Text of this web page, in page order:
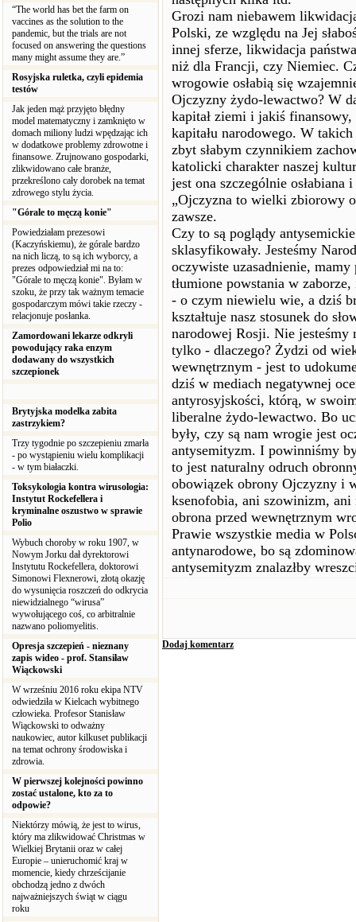
“The world has bet the farm on
vaccines as the solution to the
pandemic, but the trials are not
focused on answering the questions
many might assume they are.”
Rosyjska ruletka, czyli epidemia
testów
Jak jeden mąż przyjęto błędny
model matematyczny i zamknięto w
domach miliony ludzi wpędzając ich
w dodatkowe problemy zdrowotne i
finansowe. Zrujnowano gospodarki,
zlikwidowano całe branże,
przekreślono cały dorobek na temat
zdrowego stylu życia.
"Górale to męczą konie"
Powiedziałam prezesowi
(Kaczyńskiemu), że górale bardzo
na nich liczą, to są ich wyborcy, a
prezes odpowiedział mi na to:
"Górale to męczą konie". Byłam w
szoku, że przy tak ważnym temacie
gospodarczym mówi takie rzeczy -
relacjonuje posłanka.
Zamordowani lekarze odkryli
powodujący raka enzym
dodawany do wszystkich
szczepionek
Brytyjska modelka zabita
zastrzykiem?
Trzy tygodnie po szczepieniu zmarła
- po wystąpieniu wielu komplikacji
- w tym białaczki.
Toksykologia kontra wirusologia:
Instytut Rockefellera i
kryminalne oszustwo w sprawie
Polio
Wybuch choroby w roku 1907, w
Nowym Jorku dał dyrektorowi
Instytutu Rockefellera, doktorowi
Simonowi Flexnerowi, złotą okazję
do wysunięcia roszczeń do odkrycia
niewidzialnego “wirusa”
wywołującego coś, co arbitralnie
nazwano poliomyelitis.
Opresja szczepień - nieznany
zapis wideo - prof. Stansiław
Wiąckowski
W wrześniu 2016 roku ekipa NTV
odwiedziła w Kielcach wybitnego
człowieka. Profesor Stanisław
Wiąckowski to odważny
naukowiec, autor kilkuset publikacji
na temat ochrony środowiska i
zdrowia.
W pierwszej kolejności powinno
zostać ustalone, kto za to
odpowie?
Niektórzy mówią, że jest to wirus,
który ma zlikwidować Christmas w
Wielkiej Brytanii oraz w całej
Europie – unieruchomić kraj w
momencie, kiedy chrześcijanie
obchodzą jedno z dwóch
najważniejszych świąt w ciągu
roku
Grozi nam niebawem
Polski, ze względu na Jej
innej sferze, likwidacja
niż dla Francji, czy Niemiec.
wrogowie osłabią się
Ojczyzny żydo-lewactwo? W
kapitał ziemi i jakiś
kapitału narodowego. W
zbyt słabym czynnikiem
katolicki charakter naszej
jest ona szczególnie
„Ojczyzna to wielki zbiorowy
zawsze.
Czy to są poglądy
sklasyfikowały. Jesteśmy
oczywiste uzasadnienie,
tłumione powstania w
- o czym niewielu wie, a dziś
kształtuje nasz stosunek do
narodowej Rosji. Nie jesteśmy
tylko - dlaczego? Żydzi od
wewnętrznym - jest to
dziś w mediach negatywnej
antyrosyjskości, którą, w
liberalne żydo-lewactwo. Bo
były, czy są nam wrogie jest
antysemityzm. I powinniśmy
to jest naturalny odruch
obowiązek obrony Ojczyzny i
ksenofobia, ani szowinizm,
obrona przed wewnętrznym
Prawie wszystkie media w
antynarodowe, bo są
antysemityzm znalazłby
Dodaj komentarz